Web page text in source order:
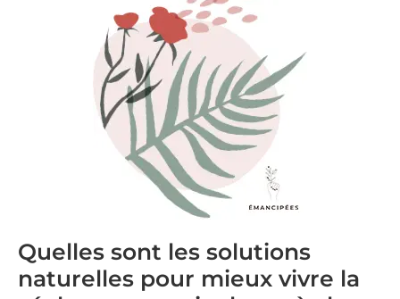
Quelles sont les solutions
naturelles pour mieux vivre la